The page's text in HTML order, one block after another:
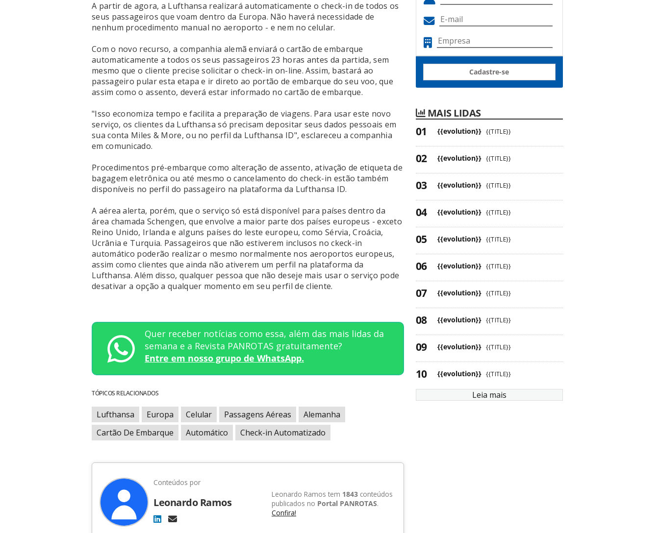
A partir de agora, a Lufthansa realizará automaticamente o check-in de todos os
seus passageiros que voam dentro da Europa. Não haverá necessidade de
nenhum procedimento manual no aeroporto - e nem no celular.
Com o novo recurso, a companhia alemã enviará o cartão de embarque
automaticamente a todos os seus passageiros 23 horas antes da partida, sem
mesmo que o cliente precise solicitar o check-in on-line. Assim, bastará ao
passageiro pular esta etapa e ir direto ao portão de embarque do seu voo, que
assim como o assento, deverá estar informado no cartão de embarque.
"Isso economiza tempo e facilita a preparação de viagens. Para usar este novo
serviço, os clientes da Lufthansa só precisam depositar seus dados pessoais em
sua conta Miles & More, ou no perfil da Lufthansa ID", esclareceu a companhia
em comunicado.
Procedimentos pré-embarque como alteração de assento, ativação de etiqueta de
bagagem eletrônica ou até mesmo o cancelamento do check-in estão também
disponíveis no perfil do passageiro na plataforma da Lufthansa ID.
A aérea alerta, porém, que o serviço só está disponível para países dentro da
área chamada Schengen, que envolve a maior parte dos países europeus - exceto
Reino Unido, Irlanda e alguns países do leste europeu, como Sérvia, Croácia,
Ucrânia e Turquia. Passageiros que não estiverem inclusos no ckeck-in
automático poderão realizar o mesmo normalmente nos aeroportos europeus,
assim como clientes que ainda não ativerem um perfil na plataforma da
Lufthansa. Além disso, qualquer pessoa que não deseje mais usar o serviço pode
desativar a opção a qualquer momento em seu perfil de cliente.
Quer receber notícias como essa, além das mais lidas da
semana e a Revista PANROTAS gratuitamente?
Entre em nosso grupo de WhatsApp.
TÓPICOS RELACIONADOS
Lufthansa Europa Celular Passagens Aéreas
Alemanha
Cartão De Embarque
Automático Check-in Automatizado
Conteúdos por
Leonardo Ramos
Leonardo Ramos tem 1843 conteúdos
publicados no Portal PANROTAS.
Confira!
Cadastre-se
MAIS LIDAS
{{evolution}} {{TITLE}}
{{evolution}} {{TITLE}}
{{evolution}} {{TITLE}}
{{evolution}} {{TITLE}}
{{evolution}} {{TITLE}}
{{evolution}} {{TITLE}}
{{evolution}} {{TITLE}}
{{evolution}} {{TITLE}}
{{evolution}} {{TITLE}}
{{evolution}} {{TITLE}}
Leia mais